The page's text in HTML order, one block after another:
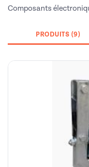
Composants
PRODUITS (9)